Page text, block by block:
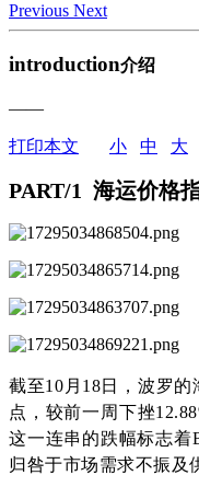
Previous Next
introduction介绍
——
打印本文 小 中 大
PART/1 海运价格
截至10月18日，波罗
点，较前一周下挫
这一连串的跌幅标志
归咎于市场需求不振及